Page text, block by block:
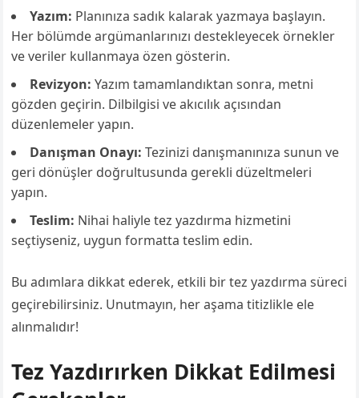
Yazım: Planınıza sadık kalarak yazmaya başlayın.
Her bölümde argümanlarınızı destekleyecek örnekler
ve veriler kullanmaya özen gösterin.
Revizyon: Yazım tamamlandıktan sonra, metni
gözden geçirin. Dilbilgisi ve akıcılık açısından
düzenlemeler yapın.
Danışman Onayı: Tezinizi danışmanınıza sunun ve
geri dönüşler doğrultusunda gerekli düzeltmeleri
yapın.
Teslim: Nihai haliyle tez yazdırma hizmetini
seçtiyseniz, uygun formatta teslim edin.
Bu adımlara dikkat ederek, etkili bir tez yazdırma süreci
geçirebilirsiniz. Unutmayın, her aşama titizlikle ele
alınmalıdır!
Tez Yazdırırken Dikkat Edilmesi